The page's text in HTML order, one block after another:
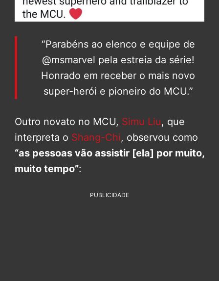
“Parabéns ao elenco e equipe de
@msmarvel pela estreia da série!
Honrado em receber o mais novo
super-herói e pioneiro do MCU.”
Outro novato no MCU, Simu Liu, que
interpreta o Shang-Chi, observou como
“as pessoas vão assistir [ela] por muito,
muito tempo”:
PUBLICIDADE